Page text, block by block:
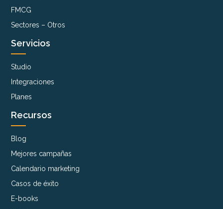
FMCG
Sectores – Otros
Servicios
Studio
Integraciones
Planes
Recursos
Blog
Mejores campañas
Calendario marketing
Casos de éxito
E-books